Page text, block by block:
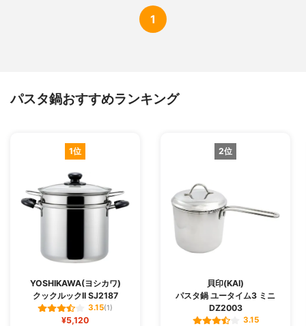
1
パスタ鍋おすすめランキング
1位
YOSHIKAWA(ヨシカワ)
クックルックII SJ2187
3.15(1)
¥5,120
2位
貝印(KAI)
パスタ鍋 ユータイム3 ミニ
DZ2003
3.15